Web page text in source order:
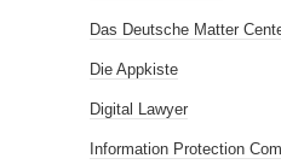
Das Deutsche Matter
Die Appkiste
Digital Lawyer
Information Protection